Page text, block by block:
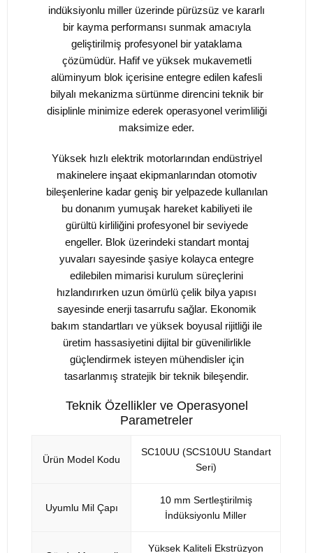
indüksiyonlu miller üzerinde pürüzsüz ve kararlı
bir kayma performansı sunmak amacıyla
geliştirilmiş profesyonel bir yataklama
çözümüdür. Hafif ve yüksek mukavemetli
alüminyum blok içerisine entegre edilen kafesli
bilyalı mekanizma sürtünme direncini teknik bir
disiplinle minimize ederek operasyonel verimliliği
maksimize eder.
Yüksek hızlı elektrik motorlarından endüstriyel
makinelere inşaat ekipmanlarından otomotiv
bileşenlerine kadar geniş bir yelpazede kullanılan
bu donanım yumuşak hareket kabiliyeti ile
gürültü kirliliğini profesyonel bir seviyede
engeller. Blok üzerindeki standart montaj
yuvaları sayesinde şasiye kolayca entegre
edilebilen mimarisi kurulum süreçlerini
hızlandırırken uzun ömürlü çelik bilya yapısı
sayesinde enerji tasarrufu sağlar. Ekonomik
bakım standartları ve yüksek boyusal rijitliği ile
üretim hassasiyetini dijital bir güvenilirlikle
güçlendirmek isteyen mühendisler için
tasarlanmış stratejik bir teknik bileşendir.
Teknik Özellikler ve Operasyonel
Parametreler
Ürün Model Kodu
SC10UU (SCS10UU Standart
Seri)
Uyumlu Mil Çapı
10 mm Sertleştirilmiş
İndüksiyonlu Miller
Yüksek Kaliteli Ekstrüzyon